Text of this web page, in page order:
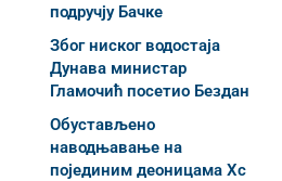
подручју Бачке
Због ниског водостаја
Дунава министар
Гламочић посетио Бездан
Обустављено
наводњавање на
појединим деоницама Хс